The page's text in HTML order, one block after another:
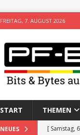
FREITAG, 7. AUGUST 2026
START THEMEN
NEUES [ Samstag,